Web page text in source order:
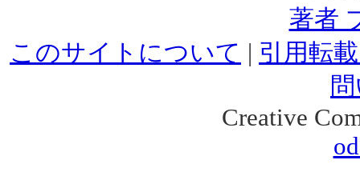
著者
このサイトについて | 引用転
Creative